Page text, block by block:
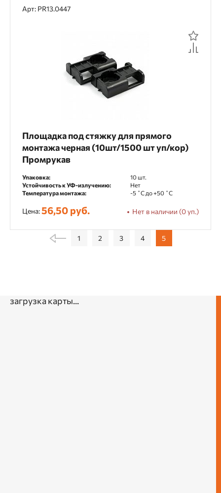
Арт: PR13.0447
Площадка под стяжку для прямого
монтажа черная (10шт/1500 шт уп/кор)
Промрукав
Упаковка:
10 шт.
Устойчивость к УФ-излучению:
Нет
Температура монтажа:
-5 ˚С до +50 ˚С
Цена:56,50 руб. Нет в наличии (0 уп.)
1 2 3 4 5
загрузка карты...